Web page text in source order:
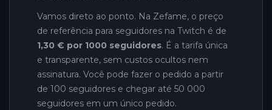
Vamos direto ao ponto. Na Zefame, o preço
de referência para seguidores na Twitch é de
1,30 € por 1000 seguidores. É a tarifa única
e transparente, sem custos ocultos nem
assinatura. Você pode fazer o pedido a partir
de 100 seguidores e chegar até 50 000
seguidores em um único pedido.